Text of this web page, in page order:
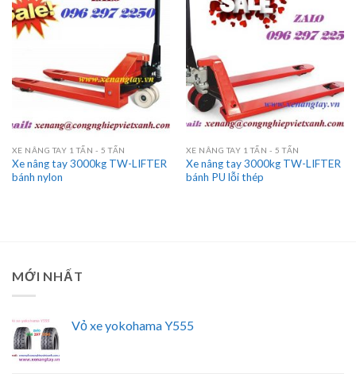
XE NÂNG TAY 1 TẤN - 5 TẤN
Xe nâng tay 3000kg TW-LIFTER
bánh nylon
XE NÂNG TAY 1 TẤN - 5 TẤN
Xe nâng tay 3000kg TW-LIFTER
bánh PU lỗi thép
MỚI NHẤT
Vỏ xe yokohama Y555